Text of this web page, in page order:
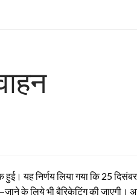
यह निर्णय लिया गया कि 25
के लिये भी बैरिकेटिंग की